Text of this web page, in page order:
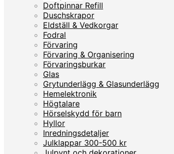
Doftpinnar Refill
Duschskrapor
Eldställ & Vedkorgar
Fodral
Förvaring
Förvaring & Organisering
Förvaringsburkar
Glas
Grytunderlägg & Glasunderlägg
Hemelektronik
Högtalare
Hörselskydd för barn
Hyllor
Inredningsdetaljer
Julklappar 300-500 kr